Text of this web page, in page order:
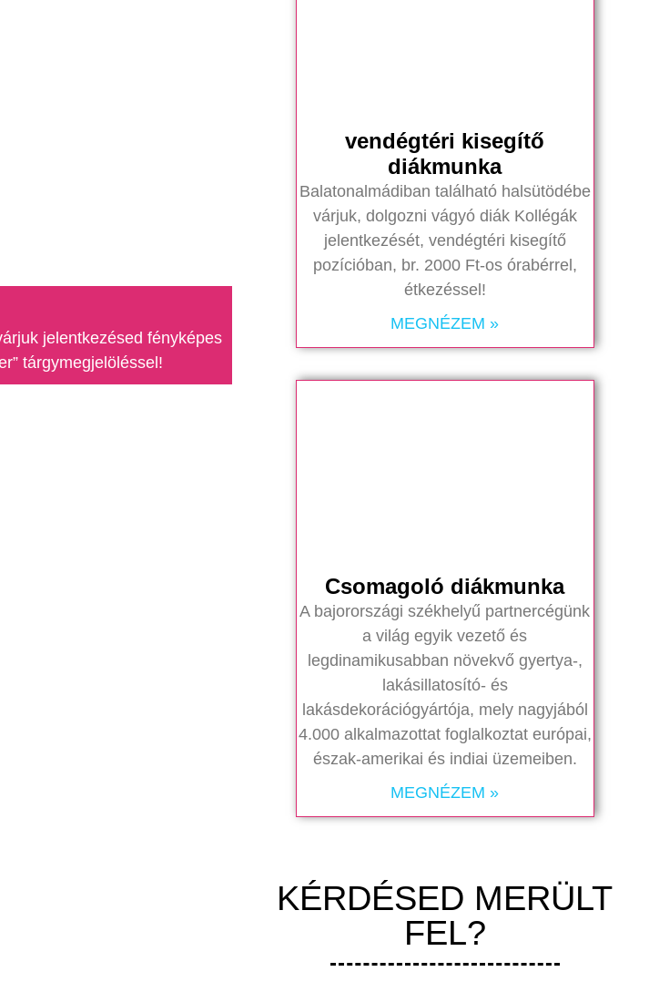
jelentkezésed fényképes
tárgymegjelöléssel!
vendégtéri kisegítő
diákmunka
Balatonalmádiban található halsütödébe
várjuk, dolgozni vágyó diák Kollégák
jelentkezését, vendégtéri kisegítő
pozícióban, br. 2000 Ft-os órabérrel,
étkezéssel!
MEGNÉZEM »
Csomagoló diákmunka
A bajorországi székhelyű partnercégünk
a világ egyik vezető és
legdinamikusabban növekvő gyertya-,
lakásillatosító- és
lakásdekorációgyártója, mely nagyjából
4.000 alkalmazottat foglalkoztat európai,
észak-amerikai és indiai üzemeiben.
MEGNÉZEM »
KÉRDÉSED MERÜLT
FEL?